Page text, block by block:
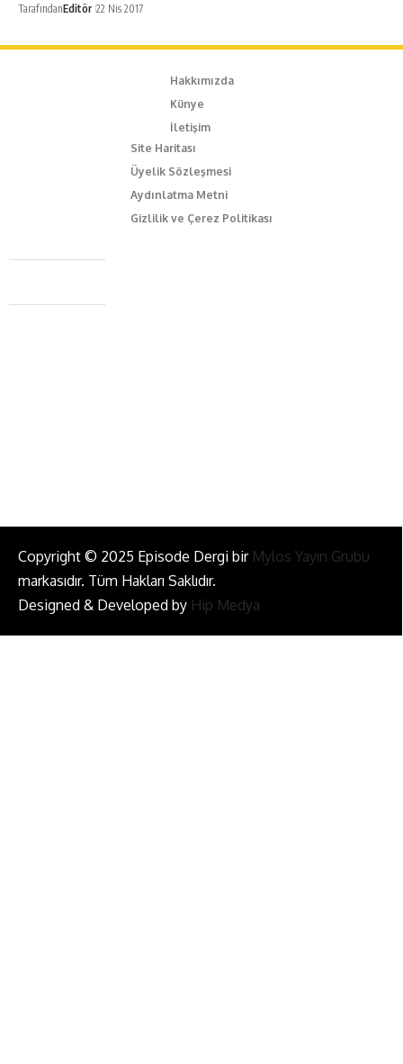
TarafındanEditör 22 Nis 2017
Hakkımızda
Künye
İletişim
Site Haritası
Üyelik Sözleşmesi
Aydınlatma Metni
Gizlilik ve Çerez Politikası
Caferağa Mah. Dr. Şakir Paşa Sok. No3/A Kadıköy İstanbul
+90 543 345 46 00
Copyright © 2025 Episode Dergi bir Mylos Yayın Grubu
markasıdır. Tüm Hakları Saklıdır.
Designed & Developed by Hip Medya